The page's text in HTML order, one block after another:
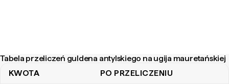
Tabela przeliczeń guldena antylskiego na ugija mauretańskiej
KWOTA PO PRZELICZENIU